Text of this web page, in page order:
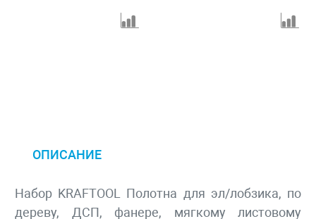
ОПИСАНИЕ
Набор KRAFTOOL Полотна для эл/лобзика, по
дереву, ДСП, фанере, мягкому листовому